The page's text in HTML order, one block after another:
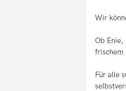
Wir
Ob
frischem
Für alle